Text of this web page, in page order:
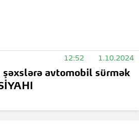
12:52 1.10.2024
şəxslərə avtomobil sürmək